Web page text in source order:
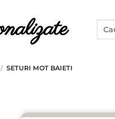
Caută
/ SETURI MOT BAIETI